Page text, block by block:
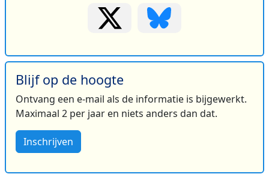
Blijf op de hoogte
Ontvang een e-mail als de informatie is bijgewerkt.
Maximaal 2 per jaar en niets anders dan dat.
Inschrijven